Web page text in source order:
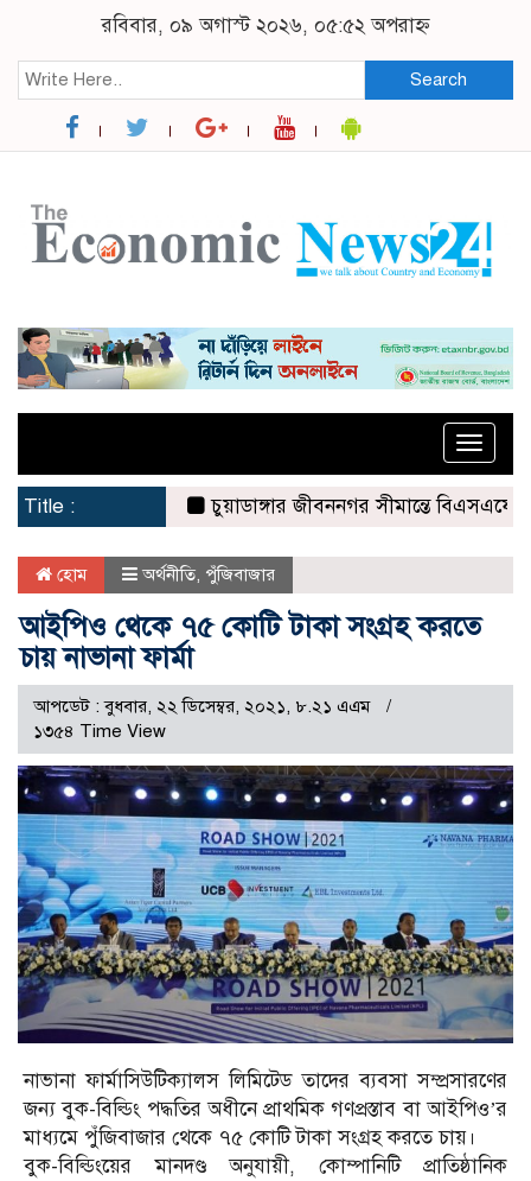
রবিবার, ০৯ অগাস্ট ২০২৬, ০৫:৫২ অপরাহ্ন
Search
Toggle
Title :
চুয়াডাঙ্গার জীবননগর সীমান্তে বিএসএফের ৩
হোম অর্থনীতি পুঁজিবাজার
আইপিও থেকে ৭৫ কোটি টাকা সংগ্রহ করতে
চায় নাভানা ফার্মা
আপডেট : বুধবার, ২২ ডিসেম্বর, ২০২১, ৮.২১ এএম
১৩৫৪ Time View
নাভানা ফার্মাসিউটিক্যালস লিমিটেড তাদের ব্যবসা সম্প্রসারণের
জন্য বুক-বিল্ডিং পদ্ধতির অধীনে প্রাথমিক গণপ্রস্তাব বা আইপিও’র
মাধ্যমে পুঁজিবাজার থেকে ৭৫ কোটি টাকা সংগ্রহ করতে চায়।
বুক-বিল্ডিংয়ের মানদণ্ড অনুযায়ী, কোম্পানিটি প্রাতিষ্ঠানিক